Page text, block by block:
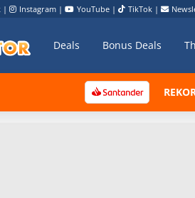
| Instagram | YouTube | TikTok |
Deals Bonus Deals